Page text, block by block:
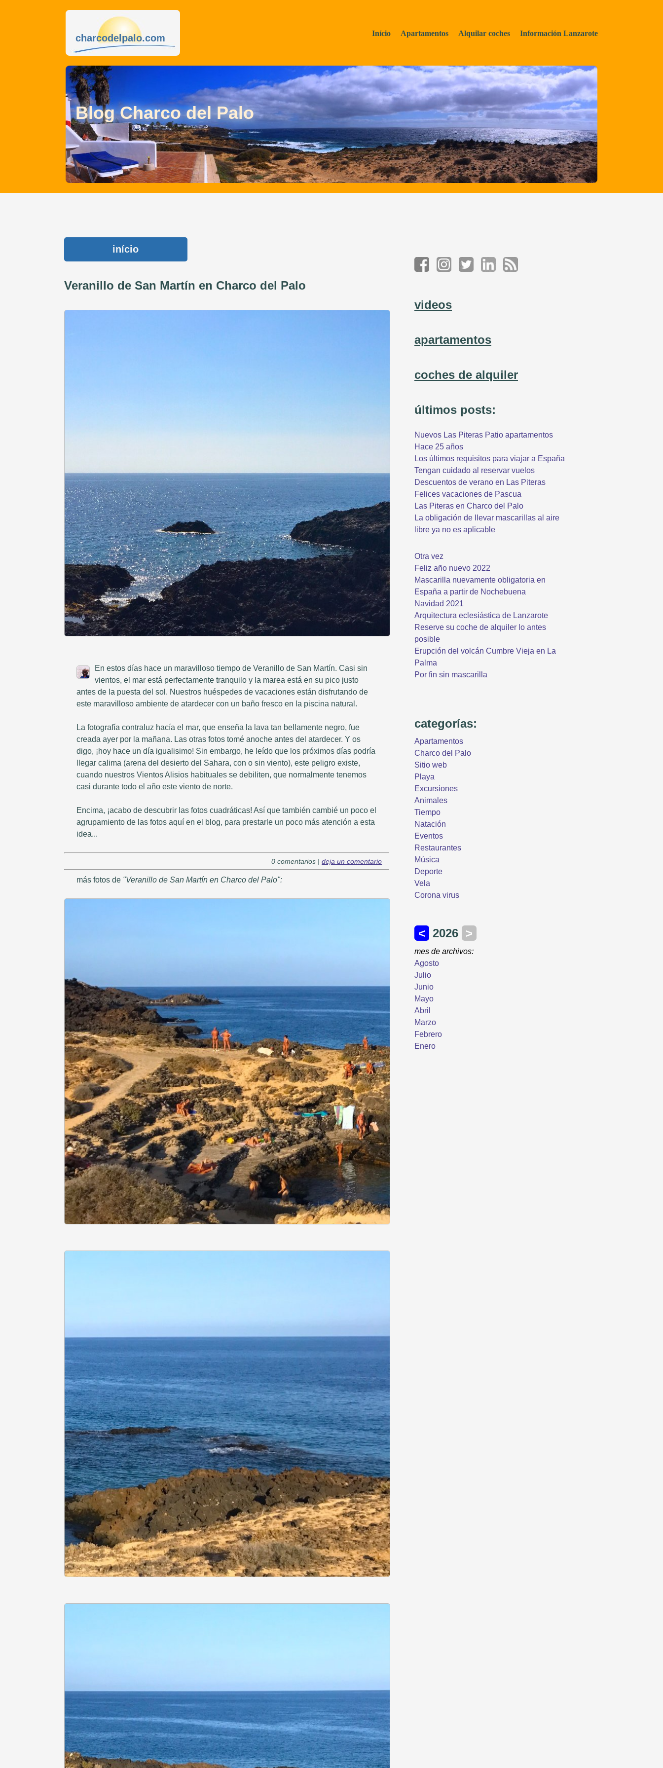
Início Apartamentos Alquilar coches Información Lanzarote
charcodelpalo.com
Blog Charco del Palo
início
Veranillo de San Martín en Charco del Palo
En estos días hace un maravilloso tiempo de Veranillo de San Martín. Casi sin
vientos, el mar está perfectamente tranquilo y la marea está en su pico justo
antes de la puesta del sol. Nuestros huéspedes de vacaciones están disfrutando de
este maravilloso ambiente de atardecer con un baño fresco en la piscina natural.
La fotografía contraluz hacía el mar, que enseña la lava tan bellamente negro, fue
creada ayer por la mañana. Las otras fotos tomé anoche antes del atardecer. Y os
digo, ¡hoy hace un día igualisimo! Sin embargo, he leído que los próximos días podría
llegar calima (arena del desierto del Sahara, con o sin viento), este peligro existe,
cuando nuestros Vientos Alisios habituales se debiliten, que normalmente tenemos
casi durante todo el año este viento de norte.
Encima, ¡acabo de descubrir las fotos cuadráticas! Así que también cambié un poco el
agrupamiento de las fotos aquí en el blog, para prestarle un poco más atención a esta
idea...
0 comentarios |deja un comentario
más fotos de "Veranillo de San Martín en Charco del Palo":
videos
apartamentos
coches de alquiler
últimos posts:
Nuevos Las Piteras Patio apartamentos
Hace 25 años
Los últimos requisitos para viajar a España
Tengan cuidado al reservar vuelos
Descuentos de verano en Las Piteras
Felices vacaciones de Pascua
Las Piteras en Charco del Palo
La obligación de llevar mascarillas al aire
libre ya no es aplicable
Otra vez
Feliz año nuevo 2022
Mascarilla nuevamente obligatoria en
España a partir de Nochebuena
Navidad 2021
Arquitectura eclesiástica de Lanzarote
Reserve su coche de alquiler lo antes
posible
Erupción del volcán Cumbre Vieja en La
Palma
Por fin sin mascarilla
categorías:
Apartamentos
Charco del Palo
Sitio web
Playa
Excursiones
Animales
Tiempo
Natación
Eventos
Restaurantes
Música
Deporte
Vela
Corona virus